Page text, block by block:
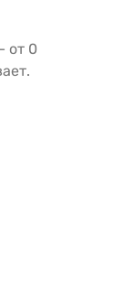
от 0